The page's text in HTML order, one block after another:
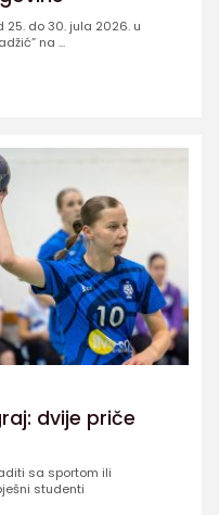
25. do 30. jula 2026. u
na ...
dvije priče
sa sportom ili
studenti